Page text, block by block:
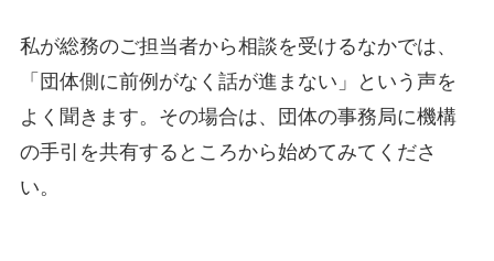
私が総務のご担当者から相談を受けるなかでは、
「団体側に前例がなく話が進まない」という声を
よく聞きます。その場合は、団体の事務局に機構
の手引を共有するところから始めてみてくださ
い。